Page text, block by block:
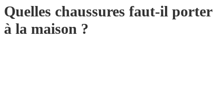
Quelles chaussures faut-il porter
à la maison ?